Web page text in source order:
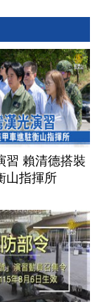
習 賴清德搭裝
山指揮所